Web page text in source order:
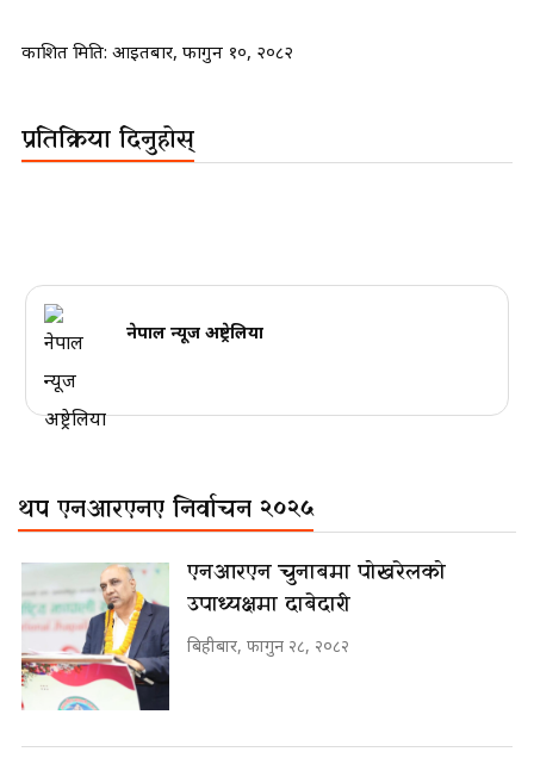
प्रकाशित मिति: आइतबार, फागुन १०, २०८२
प्रतिक्रिया दिनुहोस्
नेपाल न्यूज अष्ट्रेलिया
थप एनआरएनए निर्वाचन २०२५
एनआरएन चुनाबमा पोखरेलको
उपाध्यक्षमा दाबेदारी
बिहीबार, फागुन २८, २०८२